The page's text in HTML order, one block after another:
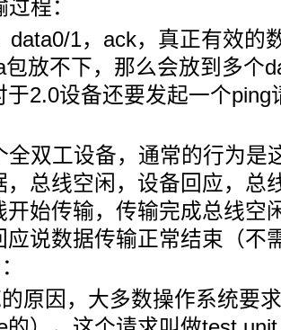
程：
data0/1，ack，真正有效的
包放不下，那么会放到多个
于2.0设备还要发起一个ping
全双工设备，通常的行为是
，总线空闲，设备回应，总
开始传输，传输完成总线空
应说数据传输正常结束（不
原因，大多数操作系统要